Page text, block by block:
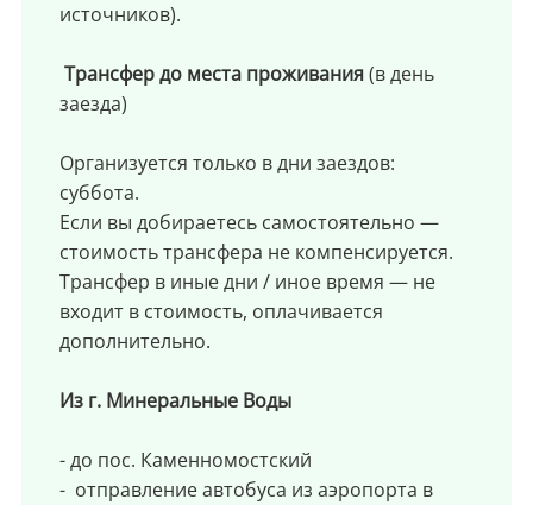
источников).
Трансфер до места проживания(в день
заезда)
Организуется только в дни заездов:
суббота.
Если вы добираетесь самостоятельно —
стоимость трансфера не компенсируется.
Трансфер в иные дни / иное время — не
входит в стоимость, оплачивается
дополнительно.
Из г. Минеральные Воды
- до пос. Каменномостский
- отправление автобуса из аэропорта в